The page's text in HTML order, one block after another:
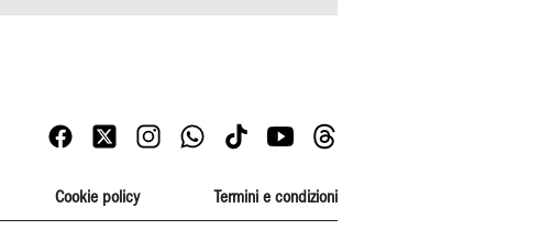
Cookie policy Termini e condizioni